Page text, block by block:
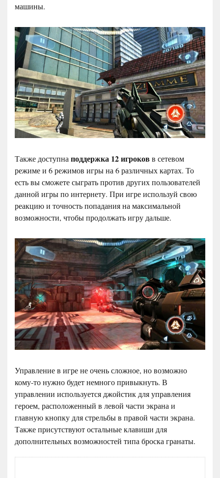
машины.
Также доступнаподдержка 12 игроков в сетевом
режиме и 6 режимов игры на 6 различных картах. То
есть вы сможете сыграть против других пользователей
данной игры по интернету. При игре используй свою
реакцию и точность попадания на максимальной
возможности, чтобы продолжать игру дальше.
Управление в игре не очень сложное, но возможно
кому-то нужно будет немного привыкнуть. В
управлении используется джойстик для управления
героем, расположенный в левой части экрана и
главную кнопку для стрельбы в правой части экрана.
Также присутствуют остальные клавиши для
дополнительных возможностей типа броска гранаты.